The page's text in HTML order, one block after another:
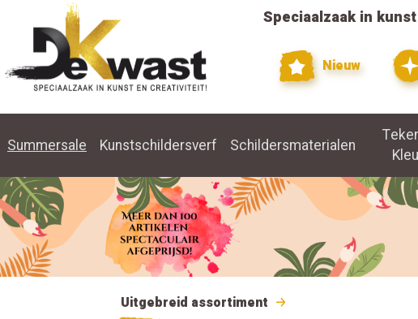
Speciaalzaak in
Nieuw
Summersale Kunstschildersverf Schildersmaterialen
Uitgebreid assortiment